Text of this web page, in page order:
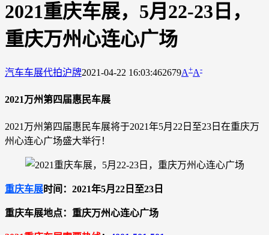
2021重庆车展，5月22-23日，
重庆万州心连心广场
汽车车展代拍沪牌2021-04-22 16:03:462679A+A-
2021万州第四届惠民车展
2021万州第四届惠民车展将于2021年5月22日至23日在重庆万
州心连心广场盛大举行！
重庆车展时间：2021年5月22日至23日
重庆车展地点：重庆万州心连心广场